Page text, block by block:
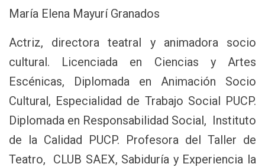
María Elena Mayurí Granados
Actriz, directora teatral y animadora socio
cultural. Licenciada en Ciencias y Artes
Escénicas, Diplomada en Animación Socio
Cultural, Especialidad de Trabajo Social PUCP.
Diplomada en Responsabilidad Social, Instituto
de la Calidad PUCP. Profesora del Taller de
Teatro, CLUB SAEX, Sabiduría y Experiencia la